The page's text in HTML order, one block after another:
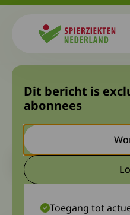
Gezocht:
willen werken
onderzoek
Let op. Dit is een ouder bericht.
meer actueel is.
Dit bericht is
abonnees
Toegang tot